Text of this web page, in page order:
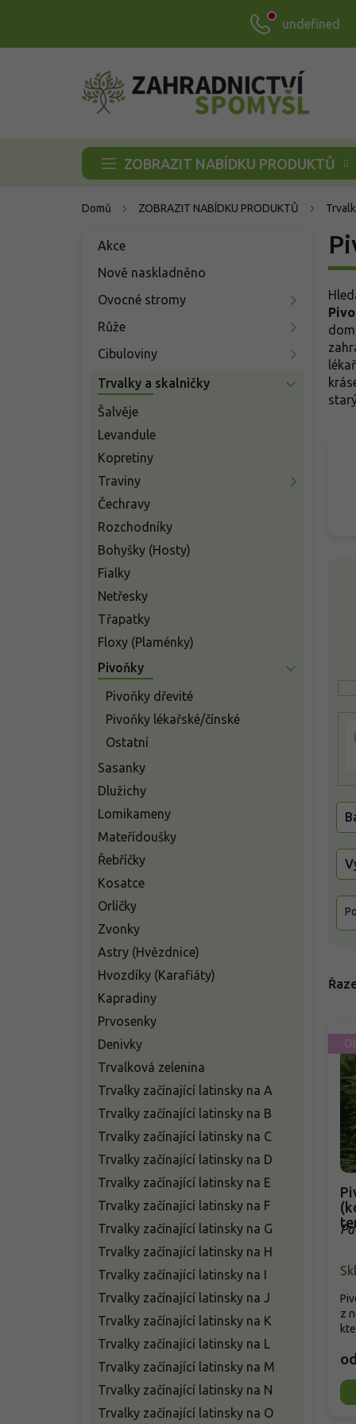
undefined
ZOBRAZIT NABÍDKU PRODUKTŮ
Domů ZOBRAZIT NABÍDKU PRODUKTŮ
Přeskočit
Akce
Nově naskladněno
Ovocné stromy
Růže
Cibuloviny
Trvalky a skalničky
Šalvěje
Levandule
Kopretiny
Traviny
Čechravy
Rozchodníky
Bohyšky (Hosty)
Fialky
Netřesky
Třapatky
Floxy (Plaménky)
Pivoňky
Pivoňky dřevité
Pivoňky lékařské/čínské
Ostatní
Sasanky
Dlužichy
Lomikameny
Mateřídoušky
Řebříčky
Kosatce
Orlíčky
Zvonky
Astry (Hvězdnice)
Hvozdíky (Karafiáty)
Kapradiny
Prvosenky
Denivky
Trvalková zelenina
Trvalky začínající latinsky na A
Trvalky začínající latinsky na B
Trvalky začínající latinsky na C
Trvalky začínající latinsky na D
Trvalky začínající latinsky na E
Trvalky začínající latinsky na F
Trvalky začínající latinsky na G
Trvalky začínající latinsky na H
Trvalky začínající latinsky na I
Trvalky začínající latinsky na J
Trvalky začínající latinsky na K
Trvalky začínající latinsky na L
Trvalky začínající latinsky na M
Trvalky začínající latinsky na N
Trvalky začínající latinsky na O
od
z